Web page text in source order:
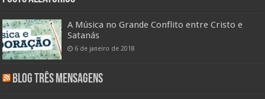
A Música no Grande Conflito entre Cristo e
Satanás
6 de janeiro de 2018
Blog Três Mensagens